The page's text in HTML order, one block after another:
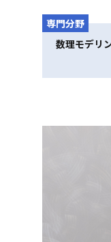
専門分野
数理モデリ